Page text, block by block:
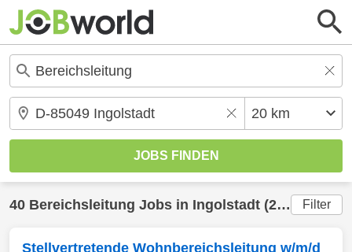
40 Bereichsleitung Jobs in Ingolstadt (20 km) gefunden Filter
Stellvertretende Wohnbereichsleitung w/m/d